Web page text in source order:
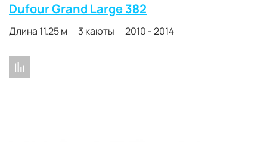
Dufour Grand Large 382
Длина 11.25 м 3 каюты 2010 - 2014